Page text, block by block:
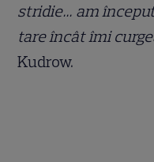
stridie… am
tare încât îmi
Kudrow.